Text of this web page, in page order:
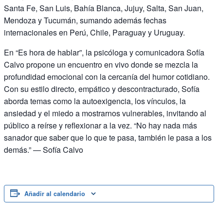
Santa Fe, San Luis, Bahía Blanca, Jujuy, Salta, San Juan,
Mendoza y Tucumán, sumando además fechas
internacionales en Perú, Chile, Paraguay y Uruguay.
En “Es hora de hablar”, la psicóloga y comunicadora Sofía
Calvo propone un encuentro en vivo donde se mezcla la
profundidad emocional con la cercanía del humor cotidiano.
Con su estilo directo, empático y descontracturado, Sofía
aborda temas como la autoexigencia, los vínculos, la
ansiedad y el miedo a mostrarnos vulnerables, invitando al
público a reírse y reflexionar a la vez. “No hay nada más
sanador que saber que lo que te pasa, también le pasa a los
demás.” — Sofía Calvo
Añadir al calendario